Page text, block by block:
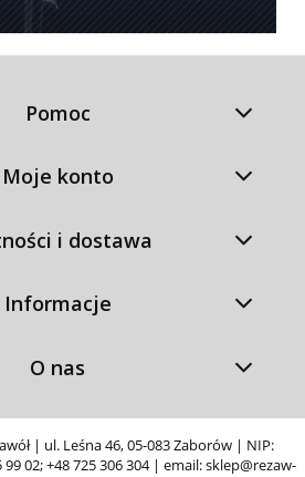
Pomoc
Moje konto
i dostawa
Informacje
O nas
| ul. Leśna 46, 05-083 Zaborów | NIP:
99 02;+48 725 306 304| email:sklep@rezaw-